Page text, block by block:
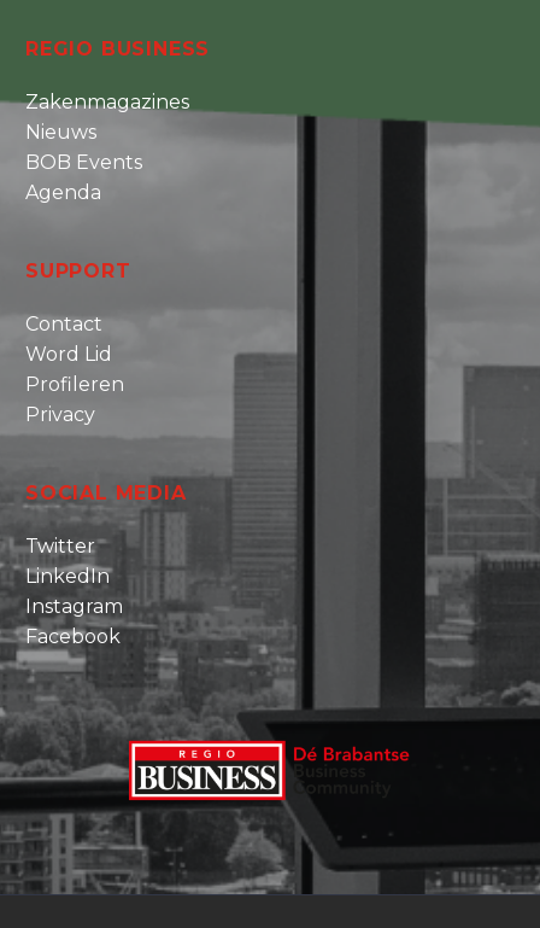
REGIO BUSINESS
Zakenmagazines
Nieuws
BOB Events
Agenda
SUPPORT
Contact
Word Lid
Profileren
Privacy
SOCIAL MEDIA
Twitter
LinkedIn
Instagram
Facebook